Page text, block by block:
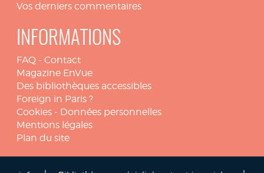
Vos derniers commentaires
INFORMATIONS
FAQ - Contact
Magazine EnVue
Des bibliothèques accessibles
Foreign in Paris ?
Cookies - Données personnelles
Mentions légales
Plan du site